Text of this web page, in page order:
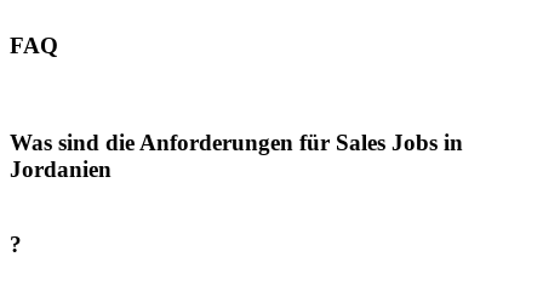
FAQ
Was sind die Anforderungen für Sales Jobs in
Jordanien
?